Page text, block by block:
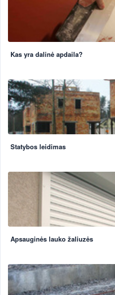
Kas yra dalinė apdaila?
Statybos leidimas
Apsauginės lauko žaliuzės